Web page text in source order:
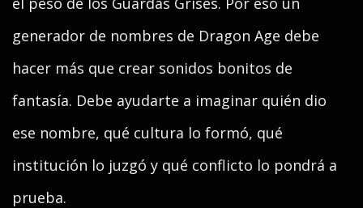
generador de nombres de Dragon Age debe
hacer más que crear sonidos bonitos de
fantasía. Debe ayudarte a imaginar quién dio
ese nombre, qué cultura lo formó, qué
institución lo juzgó y qué conflicto lo pondrá a
prueba.